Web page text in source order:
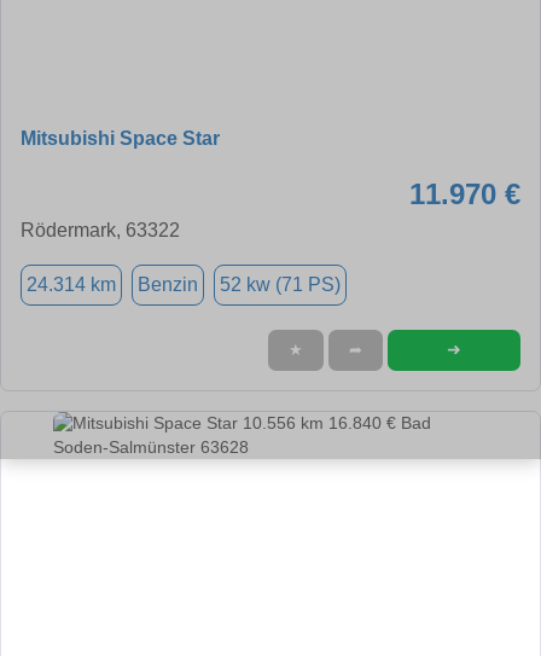
Mitsubishi Space Star
11.970 €
Rödermark, 63322
24.314 km Benzin 52 kw (71 PS)
★ ➦ ➜